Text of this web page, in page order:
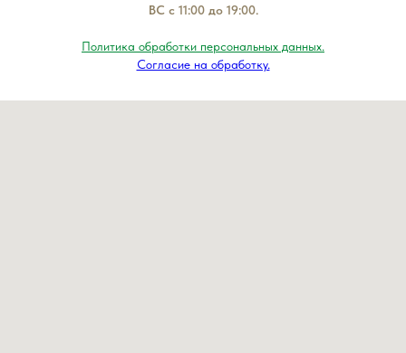
ВС с 11:00 до 19:00.
Политика обработки персональных данных.
Согласие на обработку.